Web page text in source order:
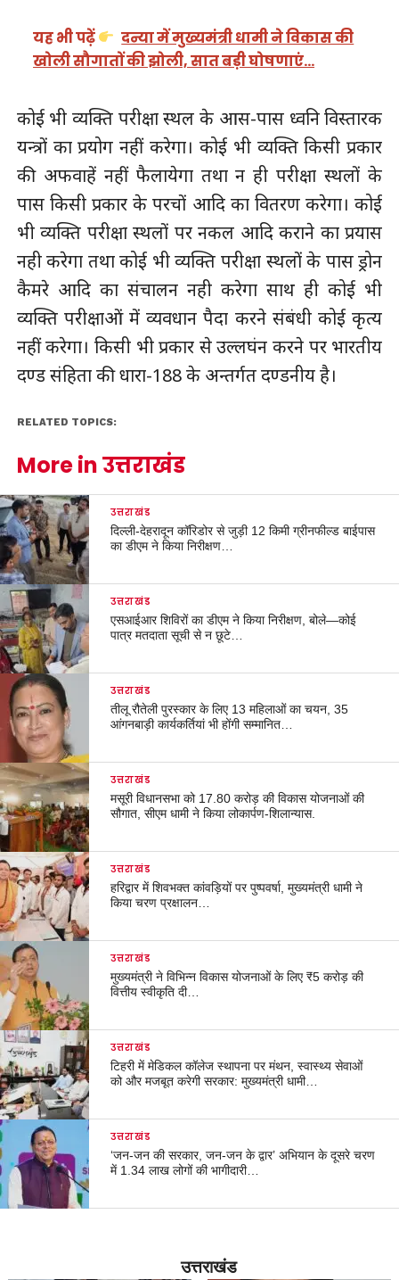
यह भी पढ़ें
दन्या में मुख्यमंत्री धामी ने विकास की
खोली सौगातों की झोली, सात बड़ी घोषणाएं…
कोई भी व्यक्ति परीक्षा स्थल के आस-पास ध्वनि विस्तारक
यन्त्रों का प्रयोग नहीं करेगा। कोई भी व्यक्ति किसी प्रकार
की अफवाहें नहीं फैलायेगा तथा न ही परीक्षा स्थलों के
पास किसी प्रकार के परचों आदि का वितरण करेगा। कोई
भी व्यक्ति परीक्षा स्थलों पर नकल आदि कराने का प्रयास
नही करेगा तथा कोई भी व्यक्ति परीक्षा स्थलों के पास ड्रोन
कैमरे आदि का संचालन नही करेगा साथ ही कोई भी
व्यक्ति परीक्षाओं में व्यवधान पैदा करने संबंधी कोई कृत्य
नहीं करेगा। किसी भी प्रकार से उल्लघंन करने पर भारतीय
दण्ड संहिता की धारा-188 के अन्तर्गत दण्डनीय है।
RELATED TOPICS:
More in उत्तराखंड
उत्तराखंड
दिल्ली-देहरादून कॉरिडोर से जुड़ी 12 किमी ग्रीनफील्ड बाईपास
का डीएम ने किया निरीक्षण…
उत्तराखंड
एसआईआर शिविरों का डीएम ने किया निरीक्षण, बोले—कोई
पात्र मतदाता सूची से न छूटे…
उत्तराखंड
तीलू रौतेली पुरस्कार के लिए 13 महिलाओं का चयन, 35
आंगनबाड़ी कार्यकर्तियां भी होंगी सम्मानित…
उत्तराखंड
मसूरी विधानसभा को 17.80 करोड़ की विकास योजनाओं की
सौगात, सीएम धामी ने किया लोकार्पण-शिलान्यास.
उत्तराखंड
हरिद्वार में शिवभक्त कांवड़ियों पर पुष्पवर्षा, मुख्यमंत्री धामी ने
किया चरण प्रक्षालन…
उत्तराखंड
मुख्यमंत्री ने विभिन्न विकास योजनाओं के लिए ₹5 करोड़ की
वित्तीय स्वीकृति दी…
उत्तराखंड
टिहरी में मेडिकल कॉलेज स्थापना पर मंथन, स्वास्थ्य सेवाओं
को और मजबूत करेगी सरकार: मुख्यमंत्री धामी…
उत्तराखंड
‘जन-जन की सरकार, जन-जन के द्वार’ अभियान के दूसरे चरण
में 1.34 लाख लोगों की भागीदारी…
उत्तराखंड